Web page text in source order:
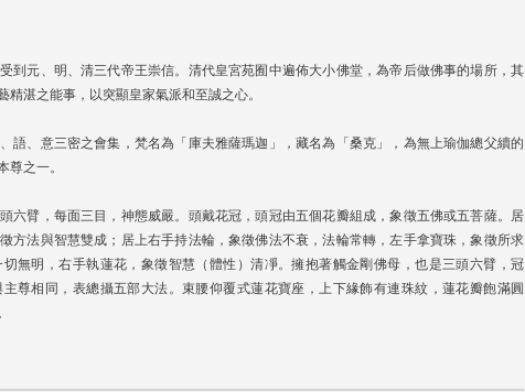
到元、明、清三代帝王崇信。清代皇宮苑囿中遍佈大小佛堂，為帝后做佛事的場所，其
湛之能事，以突顯皇家氣派和至誠之心。
語、意三密之會集，梵名為「庫夫雅薩瑪迦」，藏名為「桑克」，為無上瑜伽總父續的
尊之一。
六臂，每面三目，神態威嚴。頭戴花冠，頭冠由五個花瓣組成，象徵五佛或五菩薩。居
方法與智慧雙成；居上右手持法輪，象徵佛法不衰，法輪常轉，左手拿寶珠，象徵所求
無明，右手執蓮花，象徵智慧（體性）清凈。擁抱著觸金剛佛母，也是三頭六臂，冠
尊相同，表總攝五部大法。束腰仰覆式蓮花寶座，上下緣飾有連珠紋，蓮花瓣飽滿圓